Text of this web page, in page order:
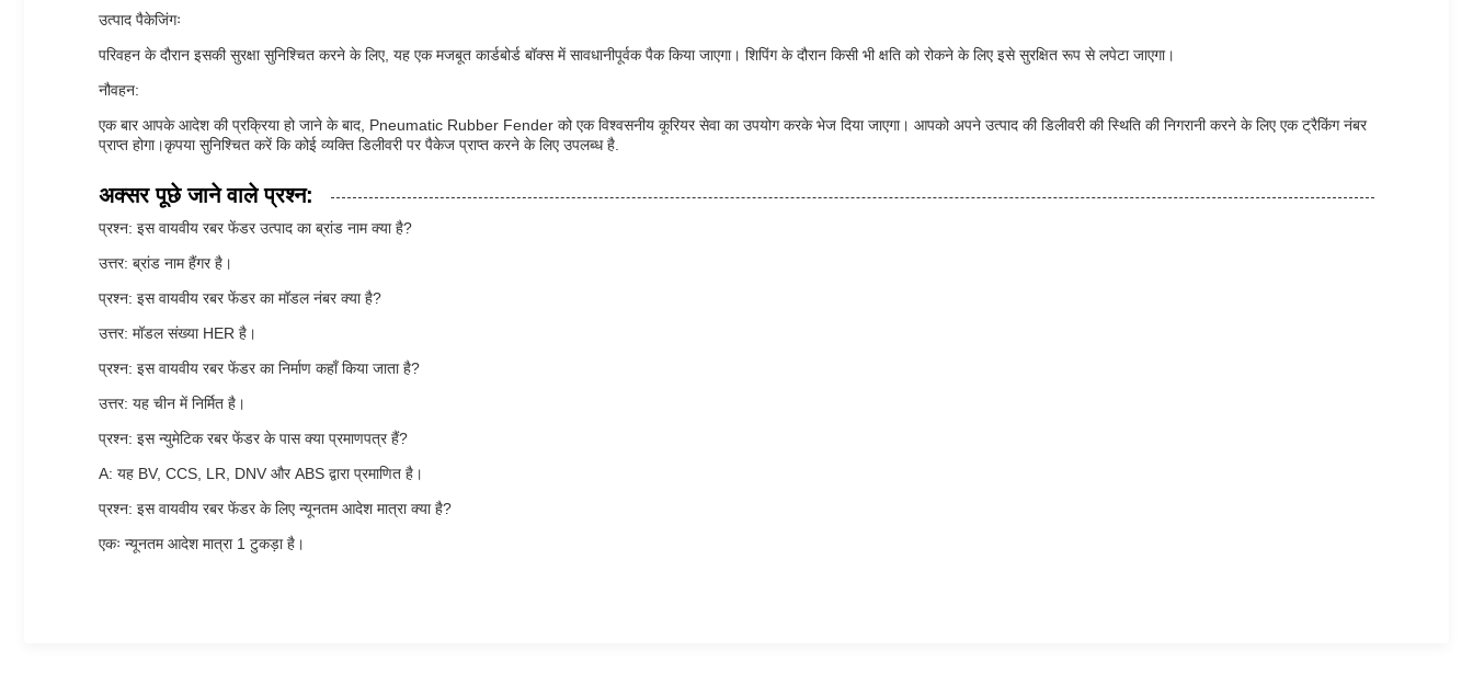
उत्पाद पैकेजिंगः
परिवहन के दौरान इसकी सुरक्षा सुनिश्चित करने के लिए, यह एक मजबूत कार्डबोर्ड बॉक्स में सावधानीपूर्वक पैक किया जाएगा। शिपिंग के दौरान किसी भी क्षति को रोकने के लिए इसे सुरक्षित रूप से लपेटा जाएगा।
नौवहन:
एक बार आपके आदेश की प्रक्रिया हो जाने के बाद, Pneumatic Rubber Fender को एक विश्वसनीय कूरियर सेवा का उपयोग करके भेज दिया जाएगा। आपको अपने उत्पाद की डिलीवरी की स्थिति की निगरानी करने के लिए एक ट्रैकिंग नंबर
प्राप्त होगा।कृपया सुनिश्चित करें कि कोई व्यक्ति डिलीवरी पर पैकेज प्राप्त करने के लिए उपलब्ध है.
अक्सर पूछे जाने वाले प्रश्न:
प्रश्न: इस वायवीय रबर फेंडर उत्पाद का ब्रांड नाम क्या है?
उत्तर: ब्रांड नाम हैंगर है।
प्रश्न: इस वायवीय रबर फेंडर का मॉडल नंबर क्या है?
उत्तर: मॉडल संख्या HER है।
प्रश्न: इस वायवीय रबर फेंडर का निर्माण कहाँ किया जाता है?
उत्तर: यह चीन में निर्मित है।
प्रश्न: इस न्युमेटिक रबर फेंडर के पास क्या प्रमाणपत्र हैं?
A: यह BV, CCS, LR, DNV और ABS द्वारा प्रमाणित है।
प्रश्न: इस वायवीय रबर फेंडर के लिए न्यूनतम आदेश मात्रा क्या है?
एकः न्यूनतम आदेश मात्रा 1 टुकड़ा है।